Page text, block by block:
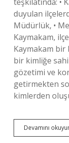
duyulan
Müdürlük, •
Kaymakam,
Kaymakam
bir kimliğe
gözetimi ve
getirmekten
kimlerden
Devamını